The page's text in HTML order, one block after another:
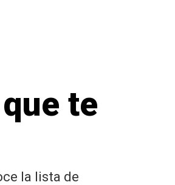
te
la lista de